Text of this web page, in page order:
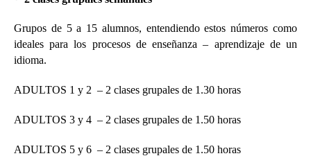
Grupos de 5 a 15 alumnos, entendiendo estos números como
ideales para los procesos de enseñanza – aprendizaje de un
idioma.
ADULTOS 1 y 2 – 2 clases grupales de 1.30 horas
ADULTOS 3 y 4 – 2 clases grupales de 1.50 horas
ADULTOS 5 y 6 – 2 clases grupales de 1.50 horas